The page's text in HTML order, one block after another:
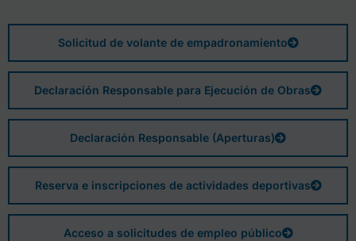
Solicitud de volante de empadronamiento
Declaración Responsable para Ejecución de Obras
Declaración Responsable (Aperturas)
Reserva e inscripciones de actividades deportivas
Acceso a solicitudes de empleo público